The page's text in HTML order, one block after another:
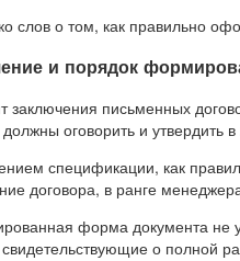
слов о том, как правильно
и порядок
заключения письменных
оговорить и утвердить
спецификации, как
договора, в ранге
форма документа не
о полной